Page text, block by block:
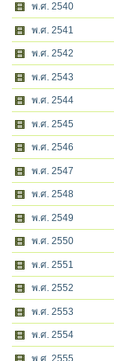
พ.ศ. 2540
พ.ศ. 2541
พ.ศ. 2542
พ.ศ. 2543
พ.ศ. 2544
พ.ศ. 2545
พ.ศ. 2546
พ.ศ. 2547
พ.ศ. 2548
พ.ศ. 2549
พ.ศ. 2550
พ.ศ. 2551
พ.ศ. 2552
พ.ศ. 2553
พ.ศ. 2554
พ.ศ. 2555